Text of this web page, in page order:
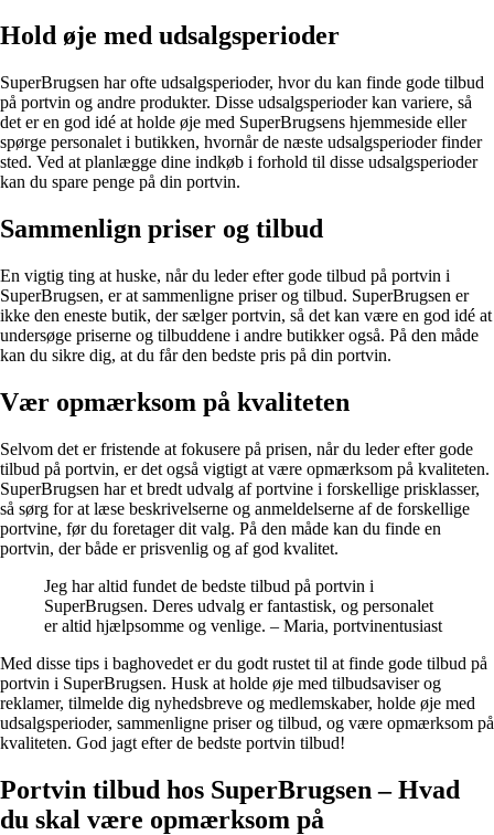
Hold øje med udsalgsperioder
SuperBrugsen har ofte udsalgsperioder, hvor du kan finde gode tilbud
på portvin og andre produkter. Disse udsalgsperioder kan variere, så
det er en god idé at holde øje med SuperBrugsens hjemmeside eller
spørge personalet i butikken, hvornår de næste udsalgsperioder finder
sted. Ved at planlægge dine indkøb i forhold til disse udsalgsperioder
kan du spare penge på din portvin.
Sammenlign priser og tilbud
En vigtig ting at huske, når du leder efter gode tilbud på portvin i
SuperBrugsen, er at sammenligne priser og tilbud. SuperBrugsen er
ikke den eneste butik, der sælger portvin, så det kan være en god idé at
undersøge priserne og tilbuddene i andre butikker også. På den måde
kan du sikre dig, at du får den bedste pris på din portvin.
Vær opmærksom på kvaliteten
Selvom det er fristende at fokusere på prisen, når du leder efter gode
tilbud på portvin, er det også vigtigt at være opmærksom på kvaliteten.
SuperBrugsen har et bredt udvalg af portvine i forskellige prisklasser,
så sørg for at læse beskrivelserne og anmeldelserne af de forskellige
portvine, før du foretager dit valg. På den måde kan du finde en
portvin, der både er prisvenlig og af god kvalitet.
Jeg har altid fundet de bedste tilbud på portvin i
SuperBrugsen. Deres udvalg er fantastisk, og personalet
er altid hjælpsomme og venlige. – Maria, portvinentusiast
Med disse tips i baghovedet er du godt rustet til at finde gode tilbud på
portvin i SuperBrugsen. Husk at holde øje med tilbudsaviser og
reklamer, tilmelde dig nyhedsbreve og medlemskaber, holde øje med
udsalgsperioder, sammenligne priser og tilbud, og være opmærksom på
kvaliteten. God jagt efter de bedste portvin tilbud!
Portvin tilbud hos SuperBrugsen – Hvad
du skal være opmærksom på